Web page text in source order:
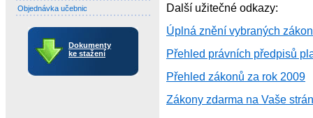
Objednávka učebnic
Dokumenty
ke stažení
Další užitečné odkazy:
Úplná znění vybraných
Přehled právních předpisů
Přehled zákonů za rok 2009
Zákony zdarma na Vaše